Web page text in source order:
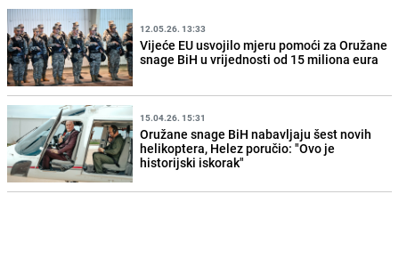
12.05.26. 13:33
Vijeće EU usvojilo mjeru pomoći za Oružane
snage BiH u vrijednosti od 15 miliona eura
15.04.26. 15:31
Oružane snage BiH nabavljaju šest novih
helikoptera, Helez poručio: "Ovo je
historijski iskorak"